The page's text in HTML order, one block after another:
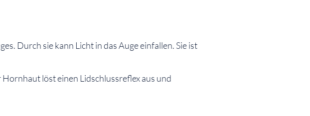
Durch sie kann Licht in das Auge einfallen. Sie ist
löst einen Lidschlussreflex aus und